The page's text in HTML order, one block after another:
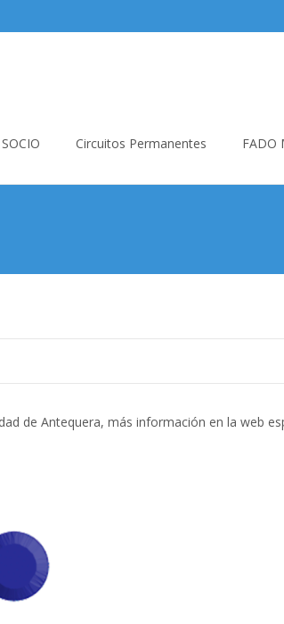
Circuitos Permanentes FADO
de Antequera, más información en la web